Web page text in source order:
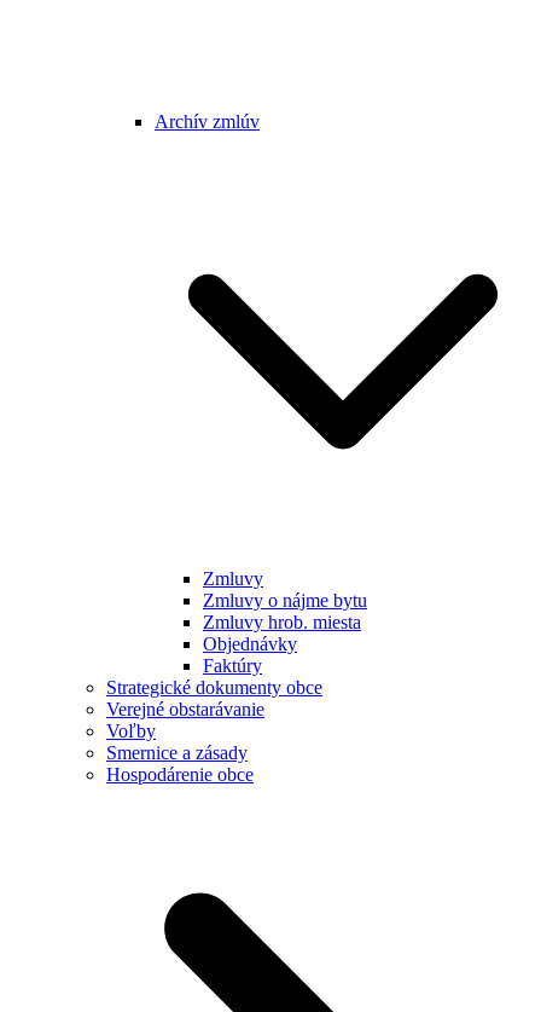
Archív zmlúv
Zmluvy
Zmluvy o nájme bytu
Zmluvy hrob. miesta
Objednávky
Faktúry
Strategické dokumenty obce
Verejné obstarávanie
Voľby
Smernice a zásady
Hospodárenie obce